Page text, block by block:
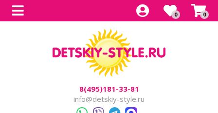
0 0
8(495)181-33-81
info@detskiy-style.ru
Для прогулок
Для бездорожья
Детский электроснегокаты
Одноместные